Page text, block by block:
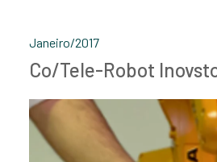
Janeiro/2017
Co/Tele-Robot